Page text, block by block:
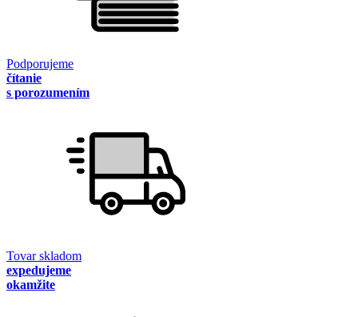
Podporujeme
čítanie
s porozumením
Tovar skladom
expedujeme
okamžite